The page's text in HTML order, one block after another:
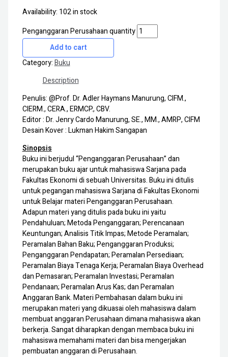
Availability: 102 in stock
Penganggaran Perusahaan quantity
Add to cart
Category:Buku
Description
Penulis: @Prof. Dr. Adler Haymans Manurung, CIFM.,
CIERM., CERA., ERMCP., CBV.
Editor : Dr. Jenry Cardo Manurung, SE., MM., AMRP, CIFM
Desain Kover : Lukman Hakim Sangapan
Sinopsis
Buku ini berjudul “Penganggaran Perusahaan” dan
merupakan buku ajar untuk mahasiswa Sarjana pada
Fakultas Ekonomi di sebuah Universitas. Buku ini ditulis
untuk pegangan mahasiswa Sarjana di Fakultas Ekonomi
untuk Belajar materi Penganggaran Perusahaan.
Adapun materi yang ditulis pada buku ini yaitu
Pendahuluan; Metoda Penganggaran; Perencanaan
Keuntungan; Analisis Titik Impas; Metode Peramalan;
Peramalan Bahan Baku; Penganggaran Produksi;
Penganggaran Pendapatan; Peramalan Persediaan;
Peramalan Biaya Tenaga Kerja; Peramalan Biaya Overhead
dan Pemasaran; Peramalan Investasi; Peramalan
Pendanaan; Peramalan Arus Kas; dan Peramalan
Anggaran Bank. Materi Pembahasan dalam buku ini
merupakan materi yang dikuasai oleh mahasiswa dalam
membuat anggaran Perusahaan dimana mahasiswa akan
berkerja. Sangat diharapkan dengan membaca buku ini
mahasiswa memahami materi dan bisa mengerjakan
pembuatan anggaran di Perusahaan.